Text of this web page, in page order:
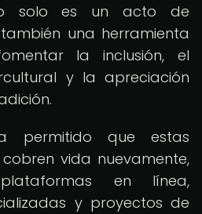
solo es un acto de
una herramienta
la inclusión, el
y la apreciación
permitido que estas
vida nuevamente,
en línea,
y proyectos de